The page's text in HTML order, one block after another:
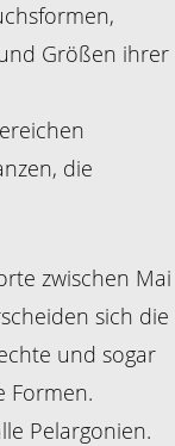
Größen ihrer
die
zwischen Mai
sich die
und sogar
Formen.
Pelargonien.